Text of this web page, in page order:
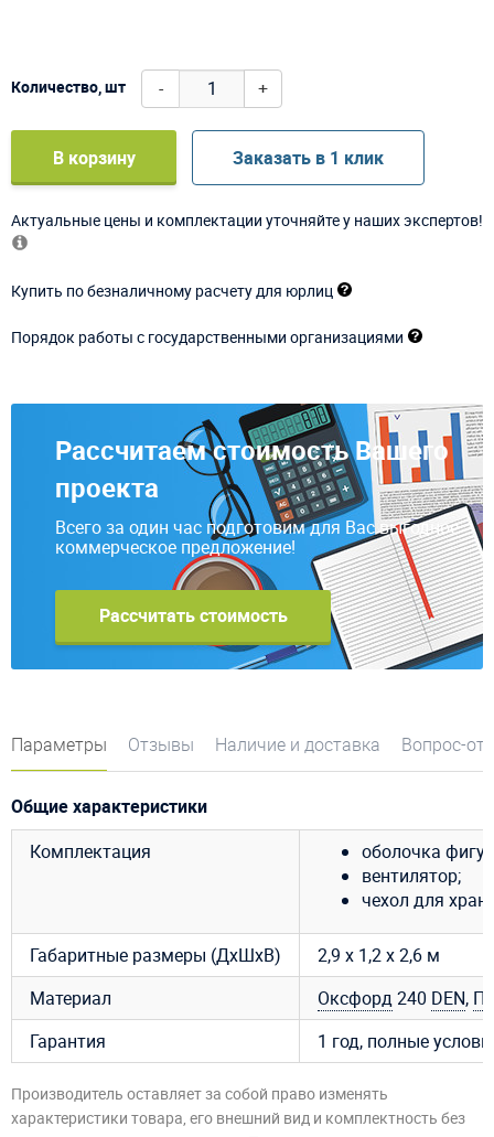
Количество, шт - +
В корзину Заказать в 1 клик
Актуальные цены и комплектации уточняйте у наших экспертов!
Купить по безналичному расчету для юрлиц
Порядок работы с государственными организациями
Рассчитаем стоимость Вашего
проекта
Всего за один час подготовим для Вас выгодное
коммерческое предложение!
Рассчитать стоимость
Параметры Отзывы Наличие и доставка Вопрос-
Общие характеристики
Комплектация
оболочка
вентилятор;
чехол для
Габаритные размеры (ДхШхВ)
2,9 x 1,2 х 2,6 м
Материал
Оксфорд240 DEN,
Гарантия
1 год, полные
Производитель оставляет за собой право изменять
характеристики товара, его внешний вид и комплектность без